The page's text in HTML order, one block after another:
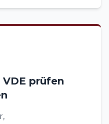
prüfen